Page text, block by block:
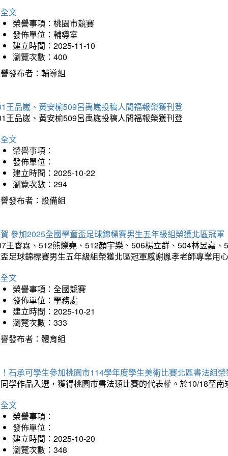
文
榮譽事項：桃園市競賽
發佈單位：輔導室
建立時間：2025-11-10
瀏覽次數：400
發布者：輔導組
王品崴、黃安榆509呂禹崴投稿人間福報榮獲刊登
王品崴、黃安榆509呂禹崴投稿人間福報榮獲刊登
文
榮譽事項：
發佈單位：
建立時間：2025-10-22
瀏覽次數：294
發布者：設備組
參加2025全國學童盃足球錦標賽男生五年級組榮獲北區冠軍
王睿霖、512熊爍堯、512顏宇樂、506楊立群、504林昱嘉
足球錦標賽男生五年級組榮獲北區冠軍感謝胤孝老師專業用
文
榮譽事項：全國競賽
發佈單位：學務處
建立時間：2025-10-21
瀏覽次數：333
發布者：體育組
石承可學生參加桃園市114學年度學生美術比賽北區書法組
學作品入選，獲得桃園市書法類比賽的代表權。於10/18至
文
榮譽事項：
發佈單位：
建立時間：2025-10-20
瀏覽次數：348